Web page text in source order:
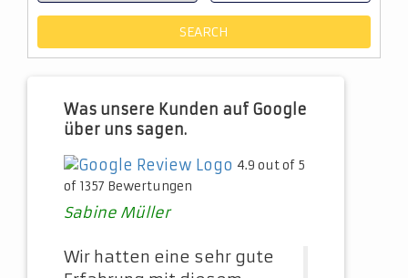
Was unsere Kunden auf Google
über uns sagen.
4.9 out of 5
of 1357 Bewertungen
Sabine Müller
Wir hatten eine sehr gute